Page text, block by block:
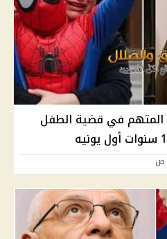
في قضية الطفل